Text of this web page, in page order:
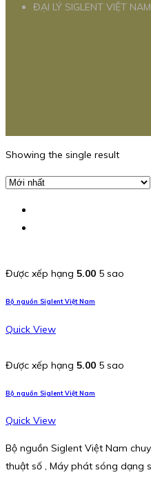
ĐẠI LÝ SIGLENT VIỆT NAM
Showing the single result
Được xếp hạng 5.00 5 sao
Bộ nguồn Siglent Việt Nam
Quick View
Được xếp hạng 5.00 5 sao
Bộ nguồn Siglent Việt Nam
Quick View
Bộ nguồn Siglent Việt Nam
thuật số , Máy phát sóng dạng